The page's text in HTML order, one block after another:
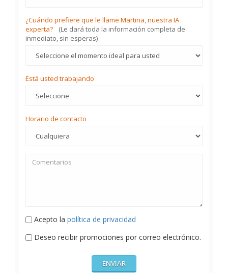
¿Cuándo prefiere que le llame Martina, nuestra IA
experta?
(Le dará toda la información completa de
inmediato, sin esperas)
Está usted trabajando
Horario de contacto
Acepto la política de privacidad
Deseo recibir promociones por correo electrónico.